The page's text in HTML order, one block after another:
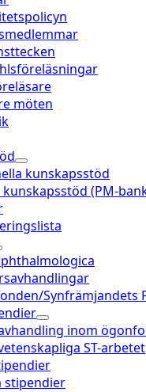
möten
kunskapsstöd
kunskapsstöd (PM-
Synfrämjandets
inom
ST-arbetet
stipendier